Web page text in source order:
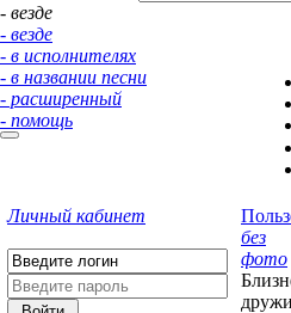
- везде
- везде
- в исполнителях
- в названии песни
- расширенный
- помощь
Личный кабинет
без
фото